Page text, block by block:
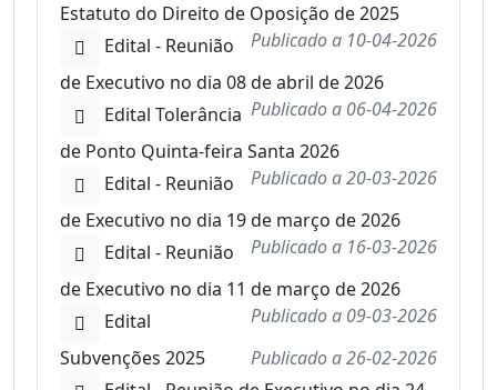
Estatuto do Direito de Oposição de 2025
Publicado a 10-04-2026
Edital - Reunião
de Executivo no dia 08 de abril de 2026
Publicado a 06-04-2026
Edital Tolerância
de Ponto Quinta-feira Santa 2026
Publicado a20-03-2026
Edital - Reunião
de Executivo no dia 19 de março de 2026
Publicado a 16-03-2026
Edital - Reunião
de Executivo no dia 11 de março de 2026
Publicado a 09-03-2026
Edital
Subvenções 2025
Publicado a26-02-2026